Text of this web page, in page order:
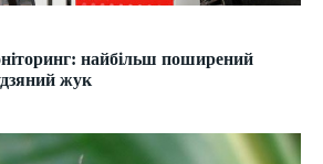
найбільш поширений
жук